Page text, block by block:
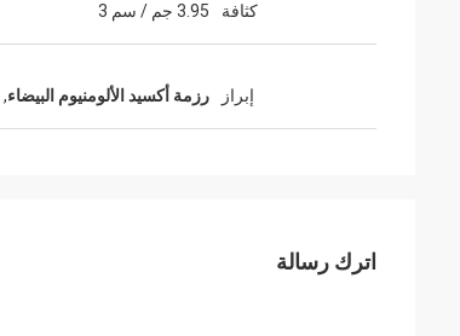
كثافة 3.95 جم / سم 3
إبراز رزمة أكسيد الألومنيوم البيضاء,
اترك رسالة